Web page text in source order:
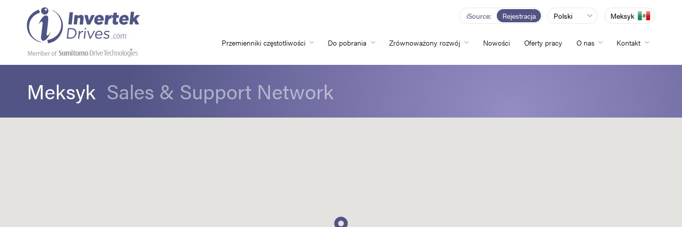
iSource Rejestracja Polski Meksyk
Przemienniki częstotliwości Do pobrania Zrównoważony rozwój Nowości Oferty pracy O nas Kontakt
Meksyk Sales & Support Network